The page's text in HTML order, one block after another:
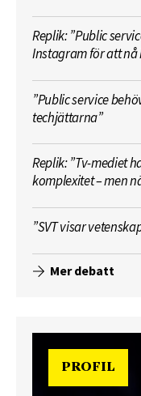
Replik: ”Public
Instagram för att nå
”Public service
techjättarna”
Replik: ”Tv-mediet
komplexitet – men
”SVT visar
Mer debatt
PROFIL